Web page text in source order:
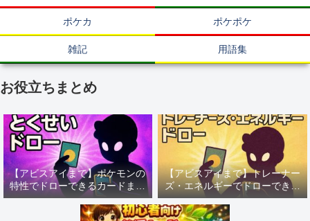
ポケカ ポケポケ
雑記 用語集
お役立ちまとめ
【アビスアイまで】ポケモンの
特性でドローできるカードまと
め【H・I・J】
【アビスアイまで】トレーナー
ズ・エネルギーでドローできる
カードまとめ【H・I・J】